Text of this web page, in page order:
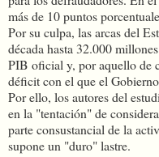
más de 10 puntos
Por su culpa, las arcas del
década hasta 32.000
PIB oficial y, por aquello de
déficit con el que el
Por ello, los autores del
en la "tentación" de
parte consustancial de la
supone un "duro" lastre.